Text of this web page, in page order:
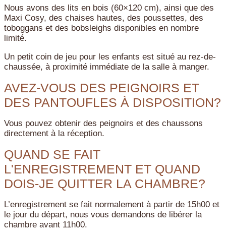
Nous avons des lits en bois (60×120 cm), ainsi que des
Maxi Cosy, des chaises hautes, des poussettes, des
toboggans et des bobsleighs disponibles en nombre
limité.
Un petit coin de jeu pour les enfants est situé au rez-de-
chaussée, à proximité immédiate de la salle à manger.
AVEZ-VOUS DES PEIGNOIRS ET
DES PANTOUFLES À DISPOSITION?
Vous pouvez obtenir des peignoirs et des chaussons
directement à la réception.
QUAND SE FAIT
L'ENREGISTREMENT ET QUAND
DOIS-JE QUITTER LA CHAMBRE?
L’enregistrement se fait normalement à partir de 15h00 et
le jour du départ, nous vous demandons de libérer la
chambre avant 11h00.